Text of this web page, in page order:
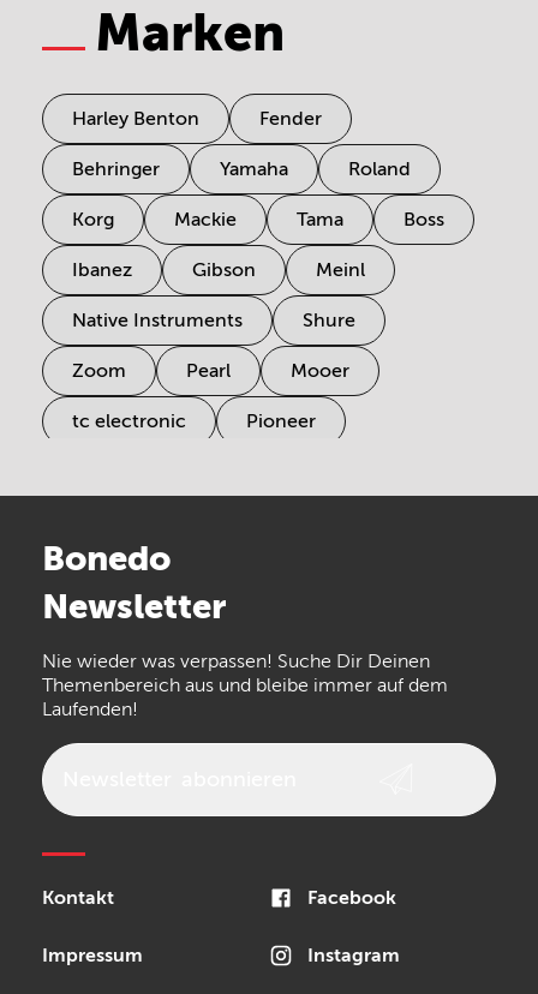
Marken
Harley Benton Fender
Behringer Yamaha Roland
Korg Mackie Tama Boss
Ibanez Gibson Meinl
Native Instruments Shure
Zoom Pearl Mooer
tc electronic Pioneer
Arturia
the t.bone
Walrus Audio Epiphone
Bonedo
Newsletter
Nie wieder was verpassen! Suche Dir Deinen
Themenbereich aus und bleibe immer auf dem
Laufenden!
Kontakt
Impressum
Facebook
Instagram